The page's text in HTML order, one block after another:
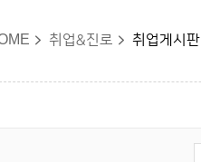
취업&진로 취업게시판